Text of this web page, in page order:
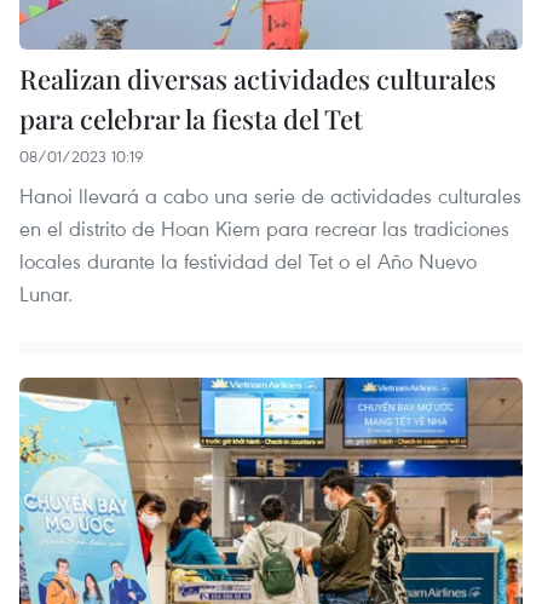
Realizan diversas actividades culturales
para celebrar la fiesta del Tet
08/01/2023 10:19
Hanoi llevará a cabo una serie de actividades culturales
en el distrito de Hoan Kiem para recrear las tradiciones
locales durante la festividad del Tet o el Año Nuevo
Lunar.